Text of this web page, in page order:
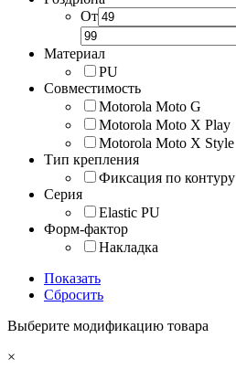
От
Материал
PU
Совместимость
Motorola Moto G
Motorola Moto X Play
Motorola Moto X Style
Тип крепления
Фиксация по контуру
Серия
Elastic PU
Форм-фактор
Накладка
Показать
Сбросить
Выберите модификацию товара
×